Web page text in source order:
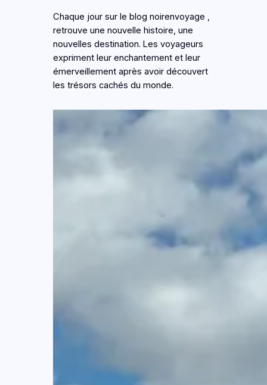
Chaque jour sur le blog noirenvoyage ,
retrouve une nouvelle histoire, une
nouvelles destination. Les voyageurs
expriment leur enchantement et leur
émerveillement après avoir découvert
les trésors cachés du monde.